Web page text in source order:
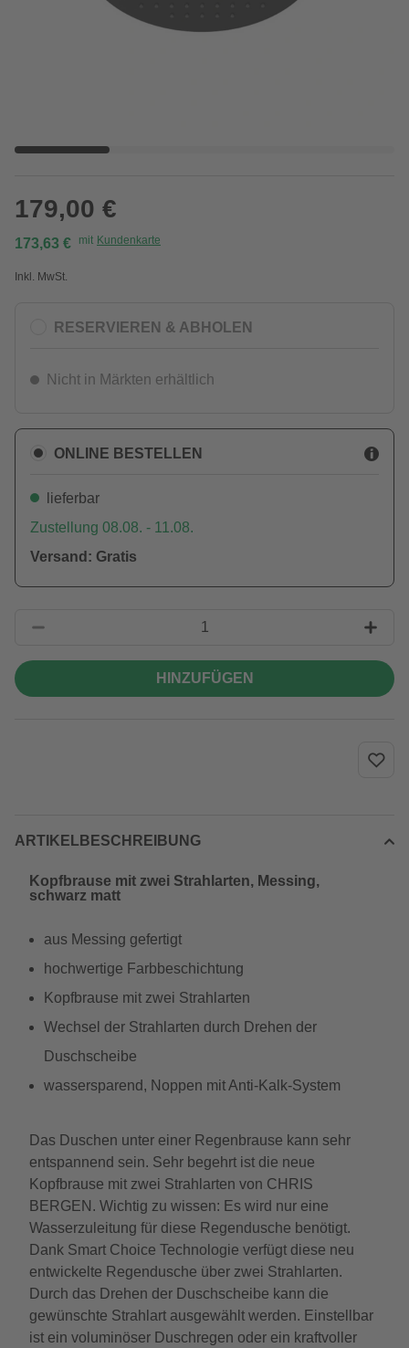
179,00 €
173,63 € mit Kundenkarte
Inkl. MwSt.
RESERVIEREN & ABHOLEN
Nicht in Märkten erhältlich
ONLINE BESTELLEN
lieferbar
Zustellung 08.08. - 11.08.
Versand: Gratis
HINZUFÜGEN
ARTIKELBESCHREIBUNG
Kopfbrause mit zwei Strahlarten, Messing,
schwarz matt
aus Messing gefertigt
hochwertige Farbbeschichtung
Kopfbrause mit zwei Strahlarten
Wechsel der Strahlarten durch Drehen der
Duschscheibe
wassersparend, Noppen mit Anti-Kalk-System
Das Duschen unter einer Regenbrause kann sehr
entspannend sein. Sehr begehrt ist die neue
Kopfbrause mit zwei Strahlarten von CHRIS
BERGEN. Wichtig zu wissen: Es wird nur eine
Wasserzuleitung für diese Regendusche benötigt.
Dank Smart Choice Technologie verfügt diese neu
entwickelte Regendusche über zwei Strahlarten.
Durch das Drehen der Duschscheibe kann die
gewünschte Strahlart ausgewählt werden. Einstellbar
ist ein voluminöser Duschregen oder ein kraftvoller